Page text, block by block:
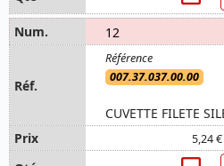
12
007.37.037.00.00
CUVETTE FILETE
5,24 €